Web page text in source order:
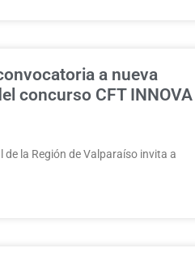
a nueva
concurso CFT INNOVA
de la Región de Valparaíso invita a